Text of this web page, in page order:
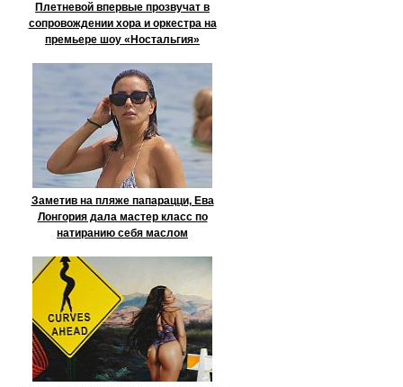
Плетневой впервые прозвучат в
сопровождении хора и оркестра на
премьере шоу «Ностальгия»
Заметив на пляже папарацци, Ева
Лонгория дала мастер класс по
натиранию себя маслом